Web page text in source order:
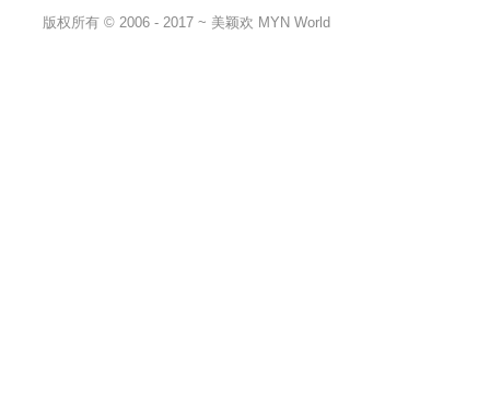
版权所有 © 2006 - 2017 ~ 美颖欢 MYN World